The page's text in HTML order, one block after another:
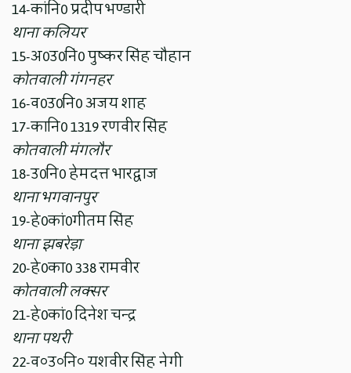
14-कांनि0 प्रदीप भण्डारी
थाना कलियर
15-अ0उ0निं0 पुष्कर सिंह चौहान
कोतवाली गंगनहर
16-व0उ0नि0 अजय शाह
17-कानि0 1319 रणवीर सिंह
कोतवाली मंगलौर
18-उ0नि0 हेमदत्त भारद्वाज
थाना भगवानपुर
19-हे0कां0गीतम सिंह
थाना झबरेड़ा
20-हे0का0 338 रामवीर
कोतवाली लक्सर
21-हे0कां0 दिनेश चन्द्र
थाना पथरी
22-व०उ०नि० यशवीर सिंह नेगी